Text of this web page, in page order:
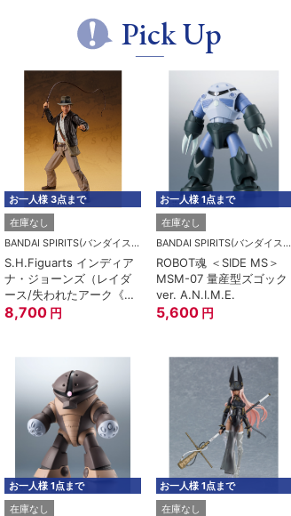
Pick Up
お一人様 3点まで
在庫なし
BANDAI SPIRITS(バンダイスピリッツ)
S.H.Figuarts インディア
ナ・ジョーンズ（レイダ
ース/失われたアーク《聖
櫃》）
8,700 円
お一人様 1点まで
在庫なし
BANDAI SPIRITS(バンダイスピリッツ)
ROBOT魂 ＜SIDE MS＞
MSM-07 量産型ズゴック
ver. A.N.I.M.E.
5,600 円
お一人様 1点まで
在庫なし
お一人様 1点まで
在庫なし